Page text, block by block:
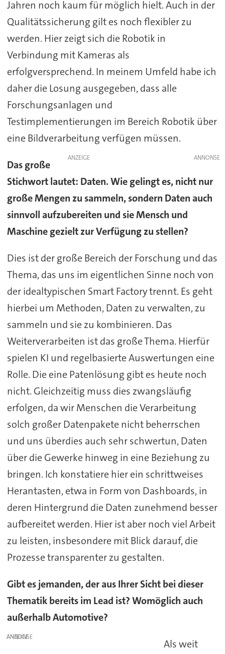
Jahren noch kaum für möglich hielt. Auch in der
Qualitätssicherung gilt es noch flexibler zu
werden. Hier zeigt sich die Robotik in
Verbindung mit Kameras als
erfolgversprechend. In meinem Umfeld habe ich
daher die Losung ausgegeben, dass alle
Forschungsanlagen und
Testimplementierungen im Bereich Robotik über
eine Bildverarbeitung verfügen müssen.
ANZEIGE
Das große
Stichwort lautet: Daten. Wie gelingt es, nicht nur
große Mengen zu sammeln, sondern Daten auch
sinnvoll aufzubereiten und sie Mensch und
Maschine gezielt zur Verfügung zu stellen?
Dies ist der große Bereich der Forschung und das
Thema, das uns im eigentlichen Sinne noch von
der idealtypischen Smart Factory trennt. Es geht
hierbei um Methoden, Daten zu verwalten, zu
sammeln und sie zu kombinieren. Das
Weiterverarbeiten ist das große Thema. Hierfür
spielen KI und regelbasierte Auswertungen eine
Rolle. Die eine Patenlösung gibt es heute noch
nicht. Gleichzeitig muss dies zwangsläufig
erfolgen, da wir Menschen die Verarbeitung
solch großer Datenpakete nicht beherrschen
und uns überdies auch sehr schwertun, Daten
über die Gewerke hinweg in eine Beziehung zu
bringen. Ich konstatiere hier ein schrittweises
Herantasten, etwa in Form von Dashboards, in
deren Hintergrund die Daten zunehmend besser
aufbereitet werden. Hier ist aber noch viel Arbeit
zu leisten, insbesondere mit Blick darauf, die
Prozesse transparenter zu gestalten.
Gibt es jemanden, der aus Ihrer Sicht bei dieser
Thematik bereits im Lead ist? Womöglich auch
außerhalb Automotive?
ANZEIGE
Als weit